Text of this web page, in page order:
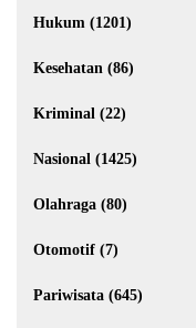
Hukum (1201)
Kesehatan (86)
Kriminal (22)
Nasional (1425)
Olahraga (80)
Otomotif (7)
Pariwisata (645)